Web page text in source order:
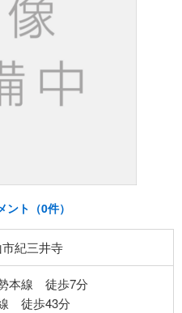
ント（0件）
紀三井寺
本線 徒歩7分
徒歩43分